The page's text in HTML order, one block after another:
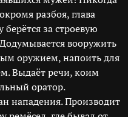
разбоя, глава
за строевую
вооружить
оружием, напоить для
Выдаёт речи, коим
оратор.
нападения. Производит